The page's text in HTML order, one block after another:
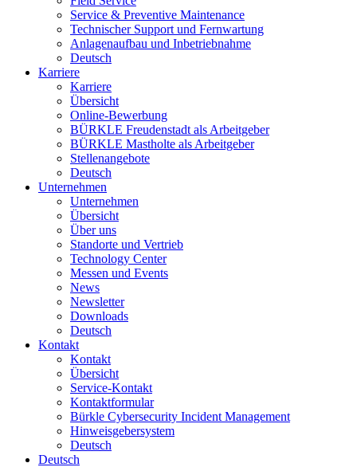
Service & Preventive Maintenance
Technischer Support und Fernwartung
Anlagenaufbau und Inbetriebnahme
Deutsch
Karriere
Karriere
Übersicht
Online-Bewerbung
BÜRKLE Freudenstadt als Arbeitgeber
BÜRKLE Mastholte als Arbeitgeber
Stellenangebote
Deutsch
Unternehmen
Unternehmen
Übersicht
Über uns
Standorte und Vertrieb
Technology Center
Messen und Events
News
Newsletter
Downloads
Deutsch
Kontakt
Kontakt
Übersicht
Service-Kontakt
Kontaktformular
Bürkle Cybersecurity Incident Management
Hinweisgebersystem
Deutsch
Deutsch